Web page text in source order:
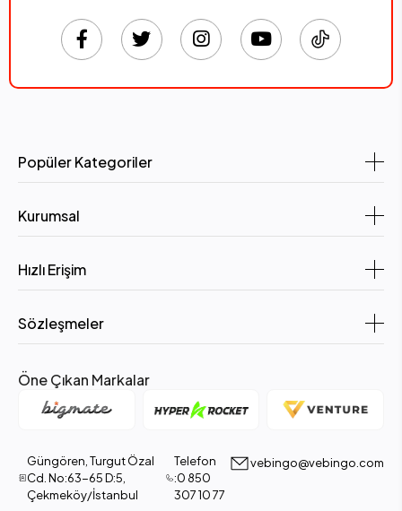
Popüler Kategoriler
Kurumsal
Hızlı Erişim
Sözleşmeler
Öne Çıkan Markalar
Güngören, Turgut Özal
Cd. No:63-65 D:5,
Çekmeköy/İstanbul
Telefon
:0 850
307 10 77
vebingo@vebingo.com